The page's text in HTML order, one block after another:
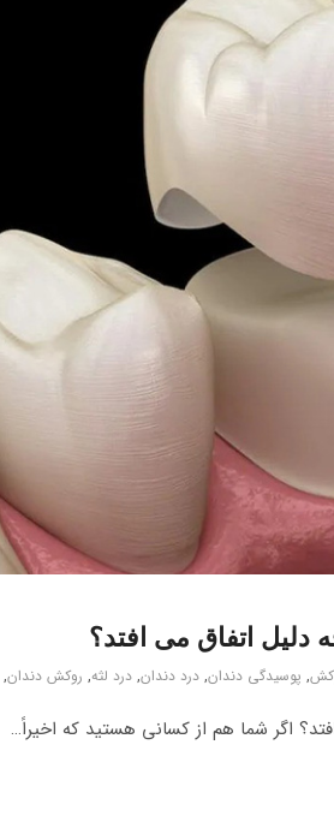
اتفاق می افتد؟
, پوسیدگی دندان, درد دندان, درد لثه, روکش دندان,
اگر شما هم از کسانی هستید که اخیراً…